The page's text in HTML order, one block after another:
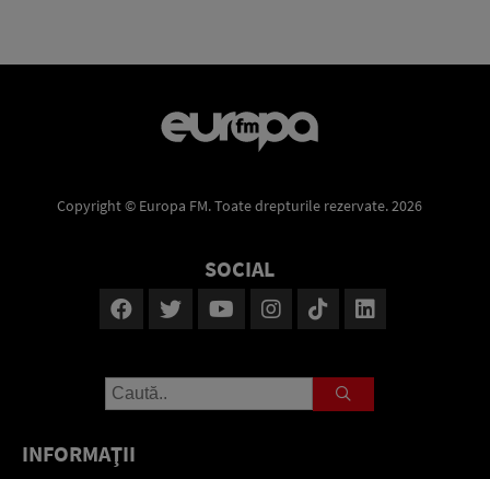
Copyright © Europa FM. Toate drepturile rezervate. 2026
SOCIAL
INFORMAŢII